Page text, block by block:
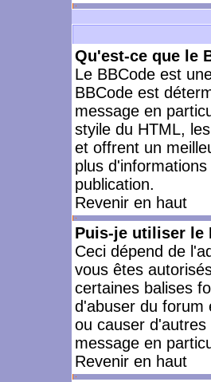
Qu'est-ce que le
Le BBCode est
BBCode est
message en
styile du HTML,
et offrent un
plus
publication.
Revenir en haut
Puis-je utiliser le
Ceci dépend de
vous êtes
certaines balises
d'abuser du forum
ou causer
message en
Revenir en haut